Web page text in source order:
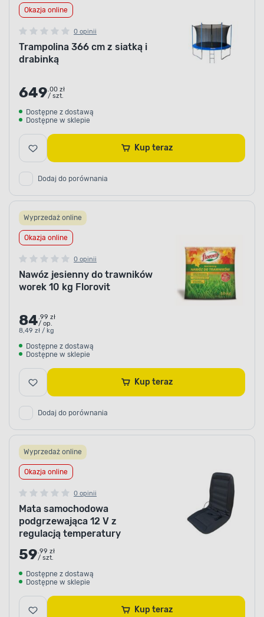
Okazja online
0 opinii
Trampolina 366 cm z siatką i
drabinką
649.00 zł
/ szt.
Dostępne z dostawą
Dostępne w sklepie
Kup teraz
Dodaj do porównania
Wyprzedaż online
Okazja online
0 opinii
Nawóz jesienny do trawników
worek 10 kg Florovit
84.99 zł
/ op.
8,49 zł / kg
Dostępne z dostawą
Dostępne w sklepie
Kup teraz
Dodaj do porównania
Wyprzedaż online
Okazja online
0 opinii
Mata samochodowa
podgrzewająca 12 V z
regulacją temperatury
59.99 zł
/ szt.
Dostępne z dostawą
Dostępne w sklepie
Kup teraz